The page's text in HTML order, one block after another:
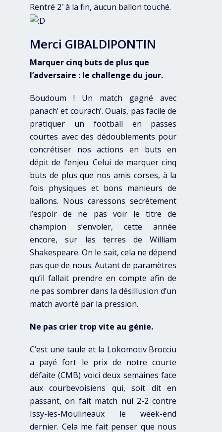
Rentré 2′ à la fin, aucun ballon touché.
Merci GIBALDIPONTIN
Marquer cinq buts de plus que
l’adversaire : le challenge du jour.
Boudoum ! Un match gagné avec
panach’ et courach’. Ouais, pas facile de
pratiquer un football en passes
courtes avec des dédoublements pour
concrétiser nos actions en buts en
dépit de l’enjeu. Celui de marquer cinq
buts de plus que nos amis corses, à la
fois physiques et bons manieurs de
ballons. Nous caressons secrètement
l’espoir de ne pas voir le titre de
champion s’envoler, cette année
encore, sur les terres de William
Shakespeare. On le sait, cela ne dépend
pas que de nous. Autant de paramètres
qu’il fallait prendre en compte afin de
ne pas sombrer dans la désillusion d’un
match avorté par la pression.
Ne pas crier trop vite au génie.
C’est une taule et la Lokomotiv Brocciu
a payé fort le prix de notre courte
défaite (CMB) voici deux semaines face
aux courbevoisiens qui, soit dit en
passant, on fait match nul 2-2 contre
Issy-les-Moulineaux le week-end
dernier. Cela me fait penser que nous